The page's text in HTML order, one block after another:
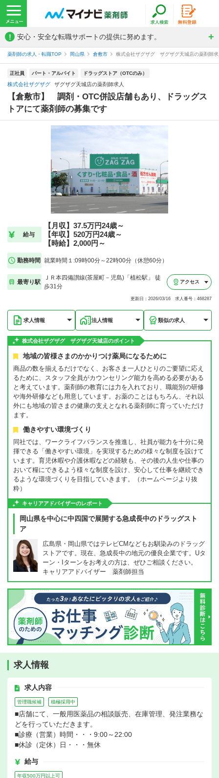
! 安心・安全な転職サポートの提供に努めます。
薬剤師の求人・転職TOP 岡山県 倉敷市 株式会社ザグザグ ザグザグ天城店の薬剤師
正社員 パート・アルバイト ドラッグストア（OTCのみ）
株式会社ザグザグ ザグザグ天城店の薬剤師求人
【倉敷市】 調剤・OTC併設店舗もあり、ドラッグス
トアにて薬剤師の募集です
給与
【月収】37.5万円24歳～
【年収】520万円24歳～
【時給】2,000円～
勤務時間 就業時間１:09時00分～22時00分（休憩60分）
最寄り駅
ＪＲ本四備讃線(茶屋町－児島)「植松駅」 徒
歩31分
アクセス
更新日：2026/03/16 求人番号：468287
求人情報 法人情報 類似の求人
株式会社ザグザグ ザグザグ天城店のポイント
地域の皆様さまのかかりつけ薬局になるために
商品の数を揃えるだけでなく、お客さま一人ひとりのご要望に応え
るために、スタッフ全員がカウンセリング能力を高める必要がある
と考えています。薬剤師の教育には力を入れており、職能別の研修
や海外研修なども用意しています。お薬のことはもちろん、それ以
外にも地域の皆さまの健康の支えとなれる薬剤師に育っていただけ
ます。
働きやすい環境づくり
同社では、ワークライフバランスを推進し、社員が能力を十分に発
揮できる「働きやすい環境」を実現するための様々な制度を設けて
います。育児休暇や介護休暇などの経験も、その後の人生や仕事の
おいて糧にできるよう様々な制度を設け、安心して仕事を継続でき
るような環境づくりを目指していきます。（ホームページより抜
粋）
キャリアアドバイザーのレポート
岡山県を中心に中四国で展開する急成長中のドラッグスト
ア
広島県・岡山県ではテレビCMなどもお馴染みのドラッグ
ストアです。現在、急成長中の地元の優良企業です。Uタ
ーン・Iターンをお考えの方は、ぜひご相談ください。
キャリアアドバイザー 薬剤師担当
求人情報
求人内容
管理職候補 積極採用中
■店舗にて、一般用医薬品の相談販売、在庫管理、発注業務な
どを行っていただきます。
■診療（営業）時間・・・9:00～22:00
■休診（定休）日・・・無休
給与
年収500万円以上可